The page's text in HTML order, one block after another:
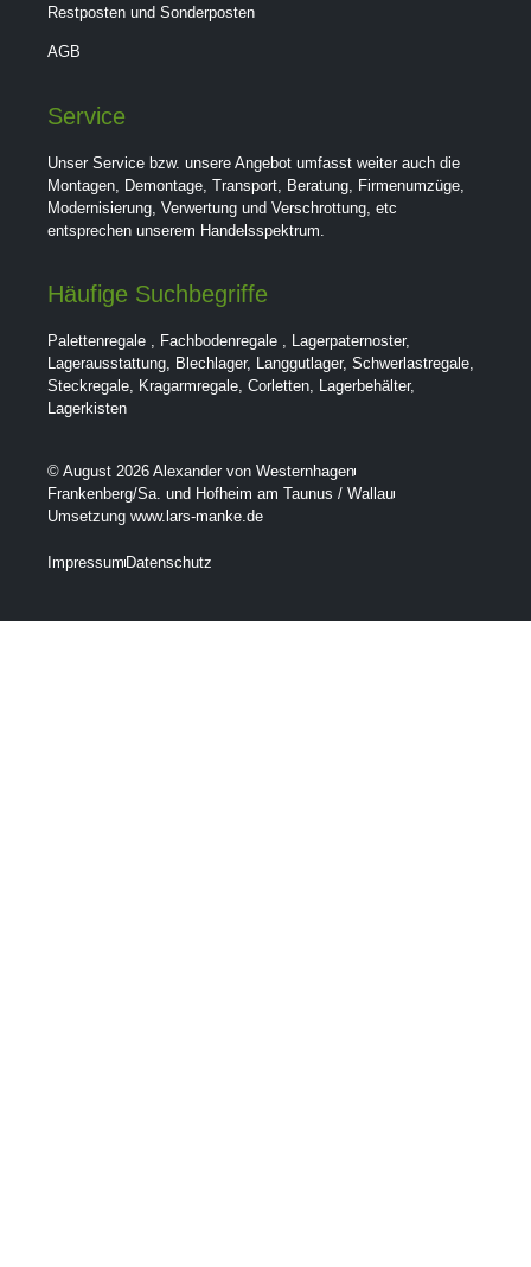
Restposten und Sonderposten
AGB
Service
Unser Service bzw. unsere Angebot umfasst weiter auch die
Montagen, Demontage, Transport, Beratung, Firmenumzüge,
Modernisierung, Verwertung und Verschrottung, etc
entsprechen unserem Handelsspektrum.
Häufige Suchbegriffe
Palettenregale , Fachbodenregale , Lagerpaternoster,
Lagerausstattung, Blechlager, Langgutlager, Schwerlastregale,
Steckregale, Kragarmregale, Corletten, Lagerbehälter,
Lagerkisten
© August 2026 Alexander von Westernhagen
Frankenberg/Sa. und Hofheim am Taunus / Wallau
Umsetzung www.lars-manke.de
Impressum Datenschutz